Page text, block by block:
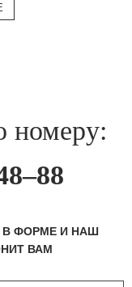
номеру:
В ФОРМЕ И НАШ
ВАМ